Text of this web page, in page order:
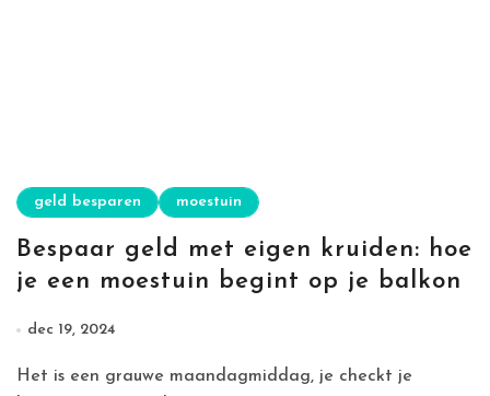
geld besparen moestuin
Bespaar geld met eigen kruiden: hoe
je een moestuin begint op je balkon
dec 19, 2024
Het is een grauwe maandagmiddag, je checkt je